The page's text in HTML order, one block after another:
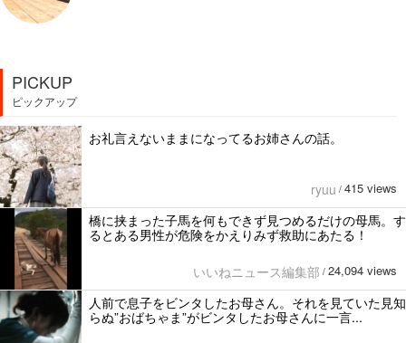
PICKUP
ピックアップ
お礼言えないままになってるお姉さんの話。
ryuu / 415 views
橋に挟まった子馬を何もできず見つめるだけの母馬。す
るとある男性が危険をかえりみず救助にあたる！
いいねニュース編集部 / 24,094 views
人前で息子をビンタしたお母さん。それを見ていた見知
らぬ”おばちゃま”がビンタしたお母さんに一言...